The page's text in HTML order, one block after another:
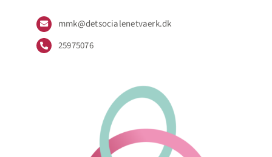
mmk@detsocialenetvaerk.dk
25975076